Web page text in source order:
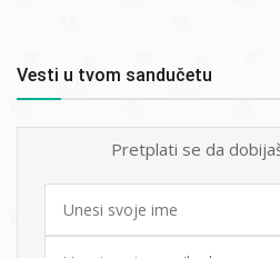
Vesti u tvom sandučetu
Pretplati se da